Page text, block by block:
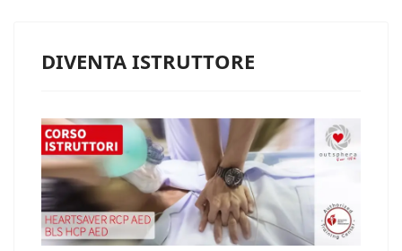
DIVENTA ISTRUTTORE